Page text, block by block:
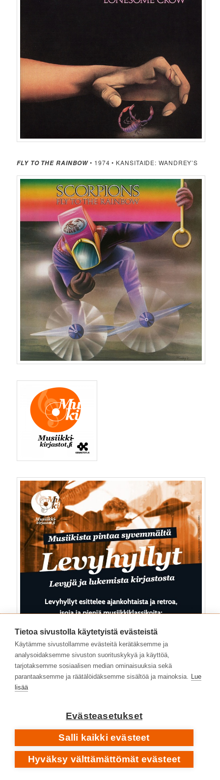
FLY TO THE RAINBOW• 1974 • KANSITAIDE: WANDREY’S
Kategoriat: Yleinen |Avainsanat: 1970-luku,1972,Brain
Tietoa sivustolla käytetyistä evästeistä
Käytämme sivustollamme evästeitä kerätäksemme ja
analysoidaksemme sivuston suorituskykyä ja käyttöä,
tarjotaksemme sosiaalisen median ominaisuuksia sekä
parantaaksemme ja räätälöidäksemme sisältöä ja mainoksia. Lue
lisää
Evästeasetukset
Salli kaikki evästeet
Hyväksy välttämättömät evästeet